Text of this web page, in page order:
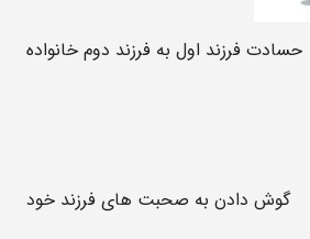
حسادت فرزند اول به فرزند دوم خانواده
گوش دادن به صحبت های فرزند خود